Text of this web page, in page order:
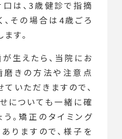
口は、3歳健診で指摘
、その場合は4歳ごろ
す。
生えたら、当院にお
磨きの方法や注意点
いただきますので、
についても一緒に確
。矯正のタイミング
りますので、様子を